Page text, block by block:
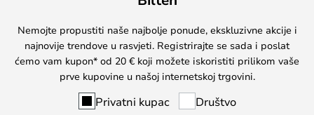
Nemojte propustiti naše najbolje ponude, ekskluzivne akcije i
najnovije trendove u rasvjeti. Registrirajte se sada i poslat
ćemo vam kupon* od 20 € koji možete iskoristiti prilikom vaše
prve kupovine u našoj internetskoj trgovini.
Privatni kupac Društvo